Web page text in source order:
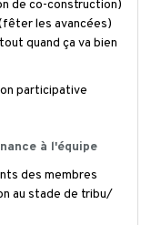
de co-construction)
les avancées)
quand ça va bien
participative
à l'équipe
des membres
au stade de tribu/